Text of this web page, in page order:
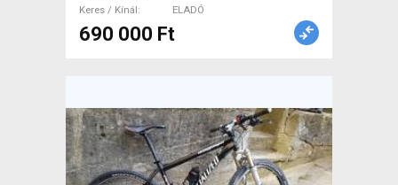
Keres / Kínál
ELADÓ
690 000 Ft